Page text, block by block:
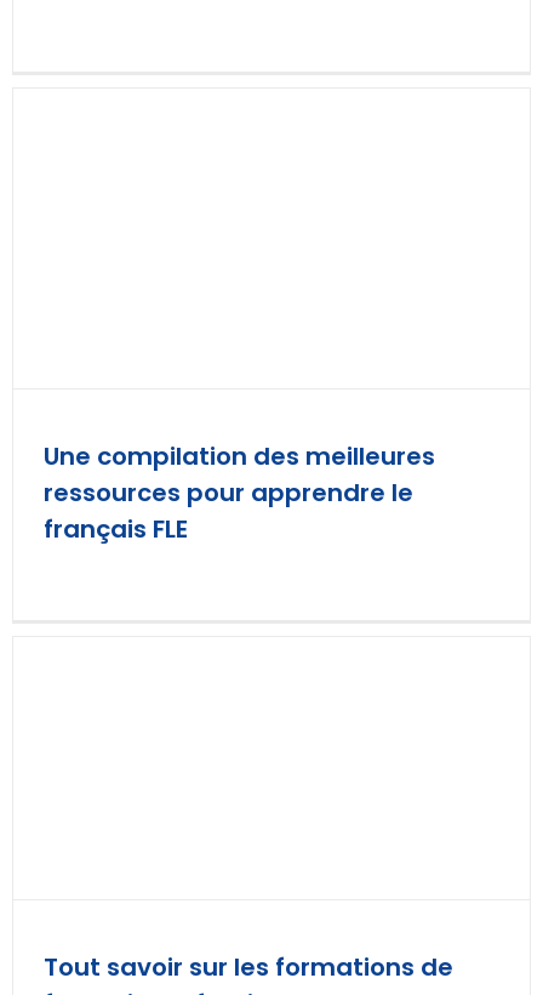
Une compilation des meilleures
ressources pour apprendre le
français FLE
Tout savoir sur les formations de